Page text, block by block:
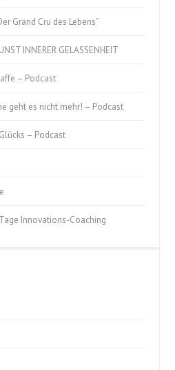
Grand Cru des Lebens”
INNERER GELASSENHEIT
– Podcast
geht es nicht mehr! – Podcast
– Podcast
Innovations-Coaching